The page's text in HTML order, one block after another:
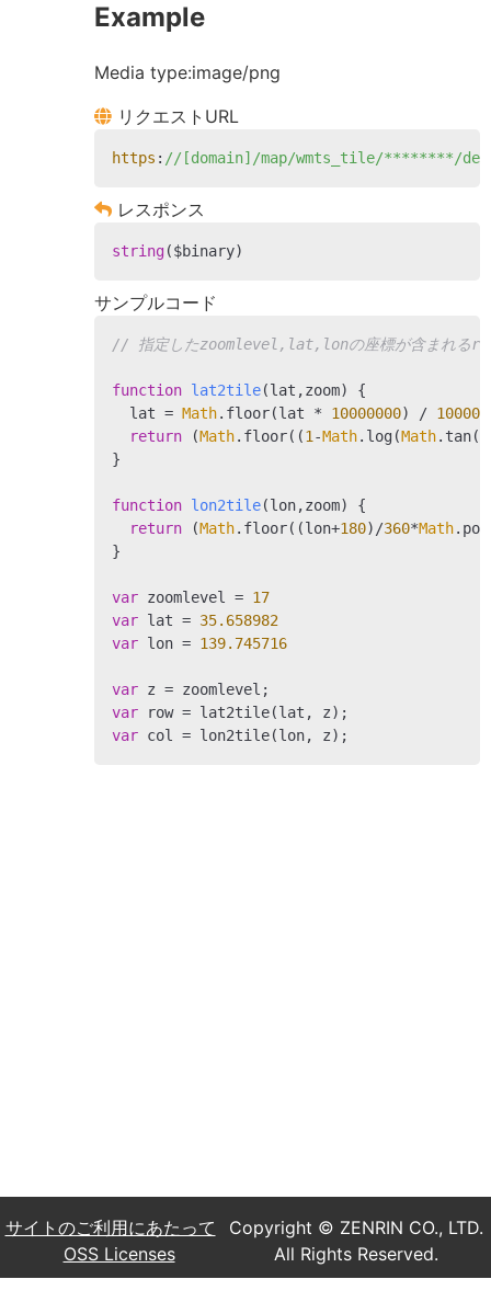
Example
Media type:image/png
リクエストURL
https : //[domain]/map/wmts_tile/********/
レスポンス
string($binary)
サンプルコード
// 指定したzoomlevel,lat,lonの座標が含まれる
function lat2tile(lat,zoom) {
  lat =
Math.floor(lat * 10000000) /
return (Math.floor((1-Math.log(Math
}
function lon2tile(lon,zoom) {
return (Math.floor((lon+180)/360*Math
}
var zoomlevel = 17
var lat = 35.658982
var lon = 139.745716
var
var
var col = lon2tile(lon, z);
サイトのご利用にあたって
OSS Licenses
Copyright © ZENRIN CO., LTD.
All Rights Reserved.